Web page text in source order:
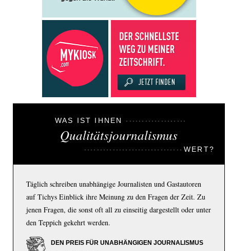
WAS IST IHNEN
Qualitätsjournalismus
WERT?
Täglich schreiben unabhängige Journalisten und Gastautoren
auf Tichys Einblick ihre Meinung zu den Fragen der Zeit. Zu
jenen Fragen, die sonst oft all zu einseitig dargestellt oder unter
den Teppich gekehrt werden.
DEN PREIS FÜR UNABHÄNGIGEN JOURNALISMUS